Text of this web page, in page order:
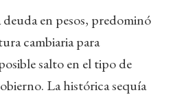
en pesos, predominó
cambiaria para
salto en el tipo de
La histórica sequía